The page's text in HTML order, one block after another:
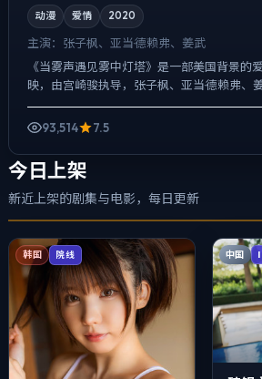
动漫 爱情 2020
主演： 张子枫、亚当·德赖弗、姜武
《当雾声遇见雾中灯塔》是一部美国背景的
映，由宫崎骏执导，张子枫、亚当·德赖弗、
93,514
7.5
今日上架
新近上架的剧集与电影，每日更新
韩国 院线 中国